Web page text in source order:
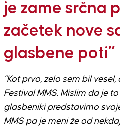
je zame srčna
začetek nove
glasbene poti”
”Kot prvo, zelo sem bil
Festival MMS. Mislim da je
glasbeniki predstavimo
MMS pa je meni že od